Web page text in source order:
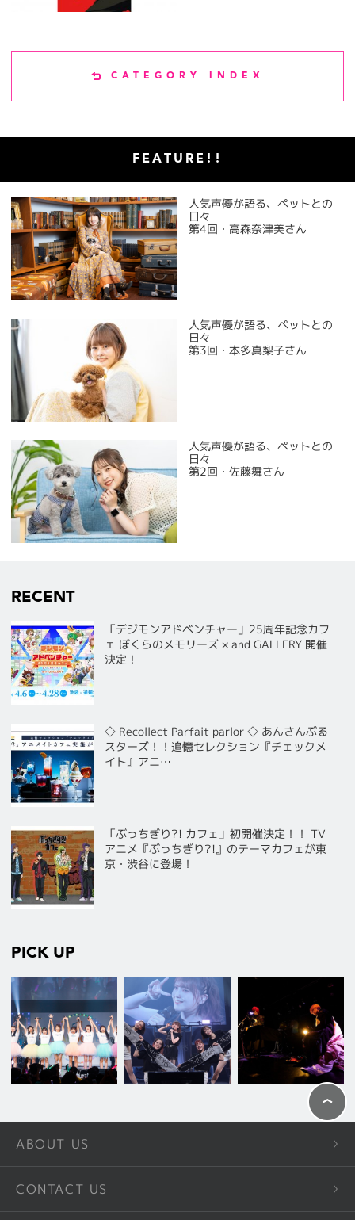
CATEGORY INDEX
FEATURE!!
人気声優が語る、ペットとの
日々
第4回・高森奈津美さん
人気声優が語る、ペットとの
日々
第3回・本多真梨子さん
人気声優が語る、ペットとの
日々
第2回・佐藤舞さん
RECENT
「デジモンアドベンチャー」25周年記念カフ
ェ ぼくらのメモリーズ × and GALLERY 開催
決定！
◇ Recollect Parfait parlor ◇ あんさんぶる
スターズ！！追憶セレクション『チェックメ
イト』アニ…
「ぶっちぎり?! カフェ」初開催決定！！ TV
アニメ『ぶっちぎり?!』のテーマカフェが東
京・渋谷に登場！
PICK UP
ABOUT US
CONTACT US